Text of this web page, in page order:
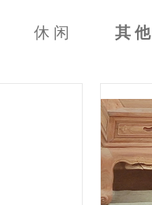
休闲 其他